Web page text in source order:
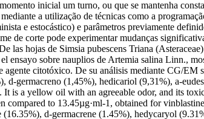
inicial um turno, ou que se mantenha
a utilização de técnicas como a
e estocástico) e parâmetros previamente
de corte pode experimentar mudanças
las hojas de Simsia pubescens Triana
ensayo sobre nauplios de Artemia salina Linn.,
citotóxico. De su análisis mediante CG/EM
germacreno (1,45%), hedicariol (9,31%), a-
is a yellow oil with an agreeable odor, and its
to 13.45µg·ml-1, obtained for
d-germacrene (1.45%), hedycaryol